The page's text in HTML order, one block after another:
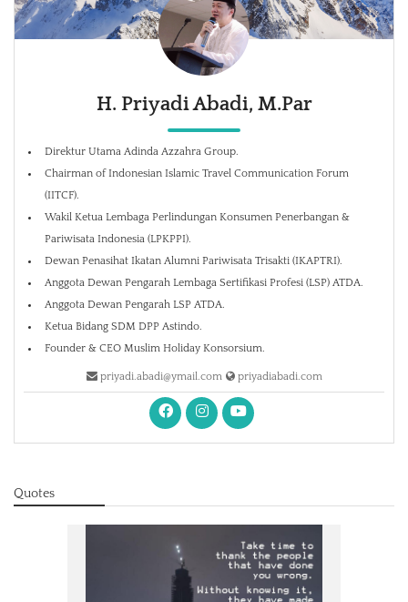
H. Priyadi Abadi, M.Par
Direktur Utama Adinda Azzahra Group.
Chairman of Indonesian Islamic Travel Communication Forum
(IITCF).
Wakil Ketua Lembaga Perlindungan Konsumen Penerbangan &
Pariwisata Indonesia (LPKPPI).
Dewan Penasihat Ikatan Alumni Pariwisata Trisakti (IKAPTRI).
Anggota Dewan Pengarah Lembaga Sertifikasi Profesi (LSP) ATDA.
Anggota Dewan Pengarah LSP ATDA.
Ketua Bidang SDM DPP Astindo.
Founder & CEO Muslim Holiday Konsorsium.
priyadi.abadi@ymail.com priyadiabadi.com
Quotes